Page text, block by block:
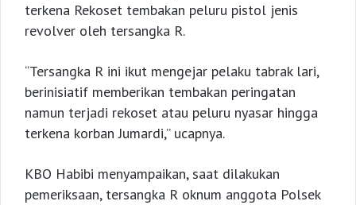
terkena Rekoset tembakan peluru pistol jenis
revolver oleh tersangka R.
“Tersangka R ini ikut mengejar pelaku tabrak lari,
berinisiatif memberikan tembakan peringatan
namun terjadi rekoset atau peluru nyasar hingga
terkena korban Jumardi,” ucapnya.
KBO Habibi menyampaikan, saat dilakukan
pemeriksaan, tersangka R oknum anggota Polsek